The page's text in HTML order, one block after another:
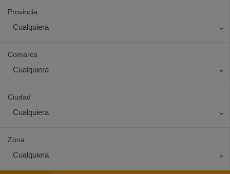
Provincia
Cualquiera
Comarca
Cualquiera
Ciudad
Cualquiera
Zona
Cualquiera